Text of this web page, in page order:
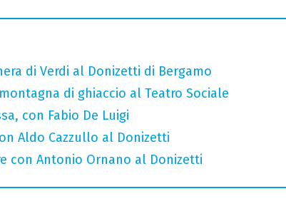
di Verdi al Donizetti di Bergamo
di ghiaccio al Teatro Sociale
con Fabio De Luigi
Aldo Cazzullo al Donizetti
con Antonio Ornano al Donizetti